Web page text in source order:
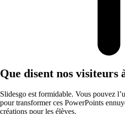
Que disent nos visiteurs
Slidesgo est formidable. Vous pouvez
pour transformer ces PowerPoints
créations pour les élèves.